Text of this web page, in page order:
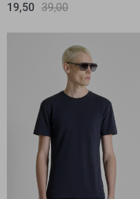
19,50 39,00